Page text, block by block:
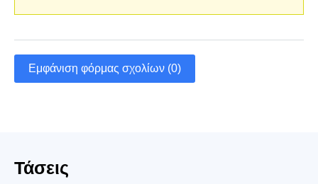
Εμφάνιση φόρμας σχολίων (0)
Τάσεις